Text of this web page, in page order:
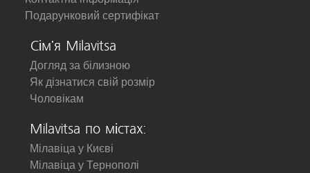
Подарунковий сертифікат
Сім'я Milavitsa
Догляд за білизною
Як дізнатися свій розмір
Чоловікам
Milavitsa по містах:
Мілавіца у Києві
Мілавіца у Тернополі